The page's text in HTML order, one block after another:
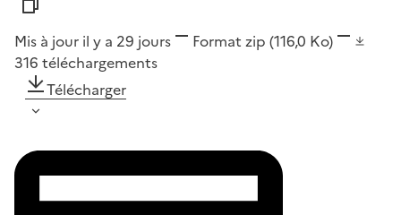
Mis à jour il y a 29 jours Format zip (116,0 Ko)
316 téléchargements
Télécharger